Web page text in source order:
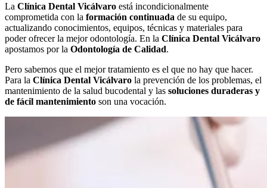
La Clínica Dental Vicálvaro está incondicionalmente
comprometida con la formación continuada de su equipo,
actualizando conocimientos, equipos, técnicas y materiales para
poder ofrecer la mejor odontología. En la Clínica Dental Vicálvaro
apostamos por la Odontología de Calidad.
Pero sabemos que el mejor tratamiento es el que no hay que hacer.
Para la Clínica Dental Vicálvaro la prevención de los problemas, el
mantenimiento de la salud bucodental y las soluciones duraderas y
de fácil mantenimiento son una vocación.